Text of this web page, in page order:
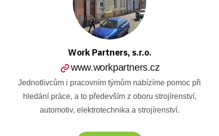
Work Partners, s.r.o.
www.workpartners.cz
Jednotlivcům i pracovním týmům nabízíme pomoc při
hledání práce, a to především z oboru strojírenství,
automotiv, elektrotechnika a strojírenství.